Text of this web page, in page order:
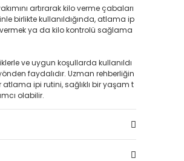
artırarak kilo verme çabaları
birlikte kullanıldığında, atlama ip
ya da kilo kontrolü sağlama
ve uygun koşullarda kullanıldı
faydalıdır. Uzman rehberliğin
ipi rutini, sağlıklı bir yaşam t
olabilir.